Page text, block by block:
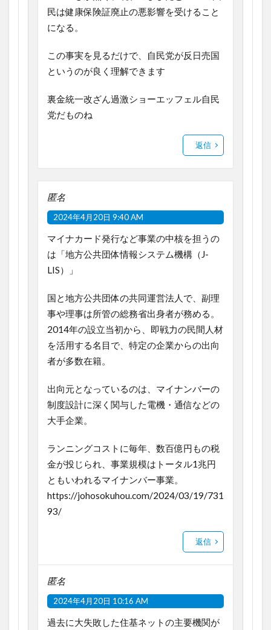
民は健康保険証廃止の悪影響を受けること
になる。
この事実を見るだけで、自民党が反日売国
というのが良く理解できます
裏金統一改ざん過激ショーエッフェル自民
党だものね
返信
匿名
2024年4月20日 9:40 AM
マイナカード発行など事業の中核を担うの
は「地方公共団体情報システム機構（J-
LIS）」
国と地方公共団体の共同運営法人で、副理
事や理事は所管の総務省出身者が務める。
2014年の設立当初から、即戦力の民間人材
を活用する名目で、特定の企業からの出向
者が多数在籍。
出向元となっているのは、マイナンバーの
制度設計に深く関与した電機・通信などの
大手企業。
ランニングコストに毎年、数百億円もの税
金が投じられ、事業規模はトータル1兆円
ともいわれるマイナンバー事業。
https://johosokuhou.com/2024/03/19/731
93/
返信
匿名
2024年4月20日 10:16 AM
過去に大失敗した住基ネットの主要機関が